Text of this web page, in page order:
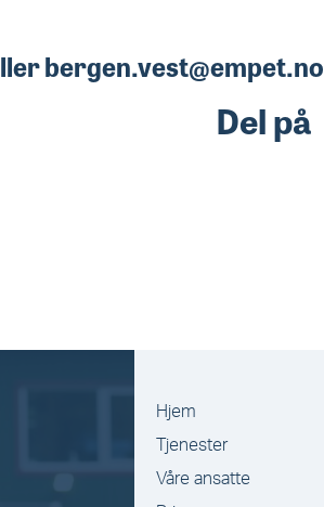
bergen.vest@empet.no
Del på
Hjem
Tjenester
Våre ansatte